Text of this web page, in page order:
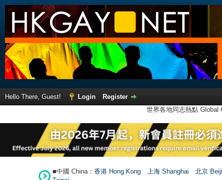
Hello There, Guest! Login
Register
世界各地同志熱點
■中國 China： 香港 Hong Kong 上海 Shanghai
北京